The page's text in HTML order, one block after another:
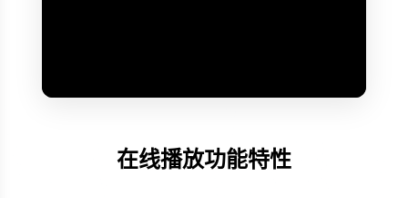
在线播放功能特性